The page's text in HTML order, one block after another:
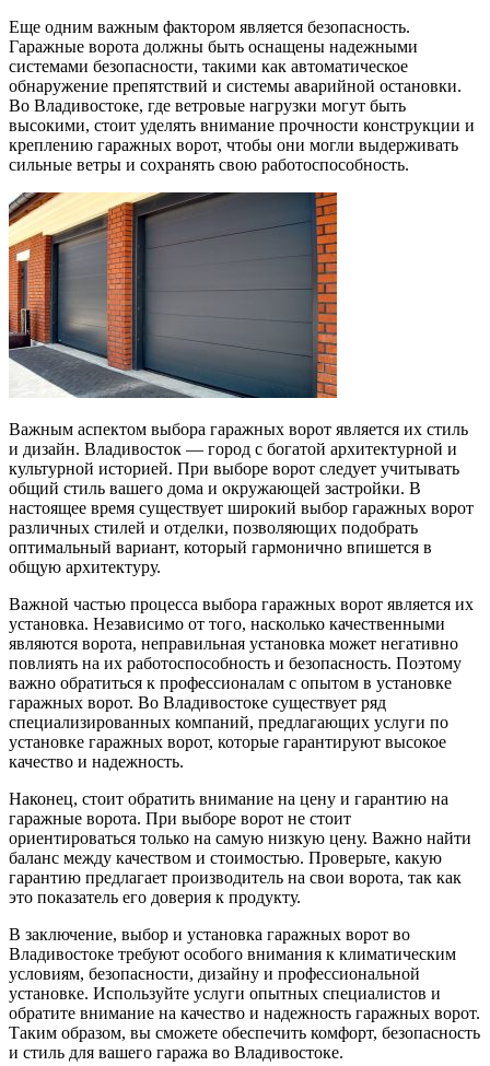
Еще одним важным фактором является безопасность.
Гаражные ворота должны быть оснащены надежными
системами безопасности, такими как автоматическое
обнаружение препятствий и системы аварийной остановки.
Во Владивостоке, где ветровые нагрузки могут быть
высокими, стоит уделять внимание прочности конструкции и
креплению гаражных ворот, чтобы они могли выдерживать
сильные ветры и сохранять свою работоспособность.
Важным аспектом выбора гаражных ворот является их стиль
и дизайн. Владивосток — город с богатой архитектурной и
культурной историей. При выборе ворот следует учитывать
общий стиль вашего дома и окружающей застройки. В
настоящее время существует широкий выбор гаражных ворот
различных стилей и отделки, позволяющих подобрать
оптимальный вариант, который гармонично впишется в
общую архитектуру.
Важной частью процесса выбора гаражных ворот является их
установка. Независимо от того, насколько качественными
являются ворота, неправильная установка может негативно
повлиять на их работоспособность и безопасность. Поэтому
важно обратиться к профессионалам с опытом в установке
гаражных ворот. Во Владивостоке существует ряд
специализированных компаний, предлагающих услуги по
установке гаражных ворот, которые гарантируют высокое
качество и надежность.
Наконец, стоит обратить внимание на цену и гарантию на
гаражные ворота. При выборе ворот не стоит
ориентироваться только на самую низкую цену. Важно найти
баланс между качеством и стоимостью. Проверьте, какую
гарантию предлагает производитель на свои ворота, так как
это показатель его доверия к продукту.
В заключение, выбор и установка гаражных ворот во
Владивостоке требуют особого внимания к климатическим
условиям, безопасности, дизайну и профессиональной
установке. Используйте услуги опытных специалистов и
обратите внимание на качество и надежность гаражных ворот.
Таким образом, вы сможете обеспечить комфорт, безопасность
и стиль для вашего гаража во Владивостоке.